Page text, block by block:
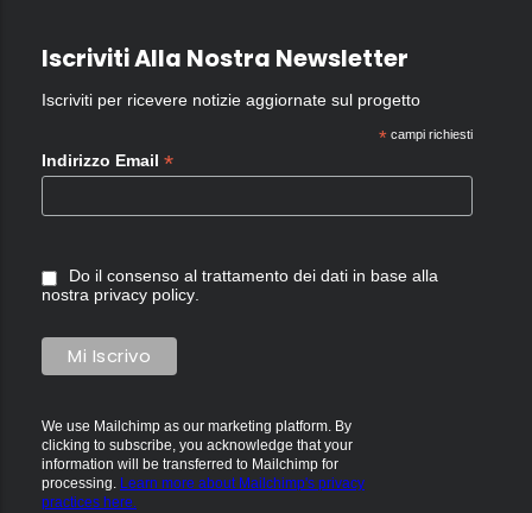
Iscriviti Alla Nostra Newsletter
Iscriviti per ricevere notizie aggiornate sul progetto
*campi richiesti
Indirizzo Email *
Do il consenso al trattamento dei dati in base alla
nostra privacy policy
We use Mailchimp as our marketing platform. By
clicking to subscribe, you acknowledge that your
information will be transferred to Mailchimp for
processing. Learn more about Mailchimp's privacy
practices here.